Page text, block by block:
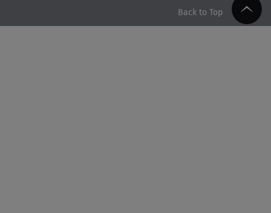
Back to Top